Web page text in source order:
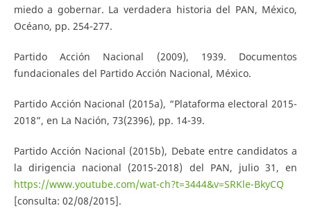
miedo a gobernar. La verdadera historia del PAN, México,
Océano, pp. 254-277.
Partido Acción Nacional (2009), 1939. Documentos
fundacionales del Partido Acción Nacional, México.
Partido Acción Nacional (2015a), “Plataforma electoral 2015-
2018”, en La Nación, 73(2396), pp. 14-39.
Partido Acción Nacional (2015b), Debate entre candidatos a
la dirigencia nacional (2015-2018) del PAN, julio 31, en
https://www.youtube.com/wat-ch?t=3444&v=SRKle-BkyCQ
[consulta: 02/08/2015].